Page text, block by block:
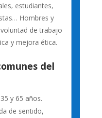
estudiantes,
Hombres y
de trabajo
y mejora ética.
del
y 65 años.
de sentido,